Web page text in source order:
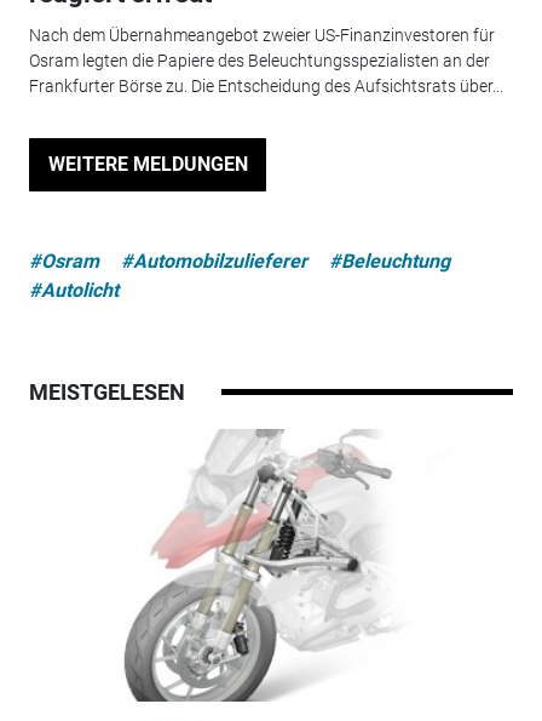
Nach dem Übernahmeangebot zweier US-Finanzinvestoren für
Osram legten die Papiere des Beleuchtungsspezialisten an der
Frankfurter Börse zu. Die Entscheidung des Aufsichtsrats über...
WEITERE MELDUNGEN
#Osram #Automobilzulieferer
#Beleuchtung
#Autolicht
MEISTGELESEN